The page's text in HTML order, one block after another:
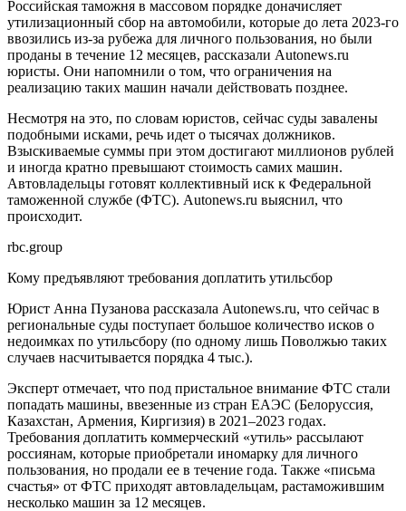
Российская таможня в массовом порядке доначисляет
утилизационный сбор на автомобили, которые до лета 2023-го
ввозились из-за рубежа для личного пользования, но были
проданы в течение 12 месяцев, рассказали Autonews.ru
юристы. Они напомнили о том, что ограничения на
реализацию таких машин начали действовать позднее.
Несмотря на это, по словам юристов, сейчас суды завалены
подобными исками, речь идет о тысячах должников.
Взыскиваемые суммы при этом достигают миллионов рублей
и иногда кратно превышают стоимость самих машин.
Автовладельцы готовят коллективный иск к Федеральной
таможенной службе (ФТС). Autonews.ru выяснил, что
происходит.
rbc.group
Кому предъявляют требования доплатить утильсбор
Юрист Анна Пузанова рассказала Autonews.ru, что сейчас в
региональные суды поступает большое количество исков о
недоимках по утильсбору (по одному лишь Поволжью таких
случаев насчитывается порядка 4 тыс.).
Эксперт отмечает, что под пристальное внимание ФТС стали
попадать машины, ввезенные из стран ЕАЭС (Белоруссия,
Казахстан, Армения, Киргизия) в 2021–2023 годах.
Требования доплатить коммерческий «утиль» рассылают
россиянам, которые приобретали иномарку для личного
пользования, но продали ее в течение года. Также «письма
счастья» от ФТС приходят автовладельцам, растаможившим
несколько машин за 12 месяцев.